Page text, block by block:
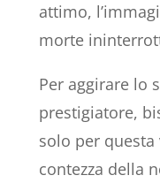
attimo,
morte
Per aggirare lo
prestigiatore,
solo per
contezza della